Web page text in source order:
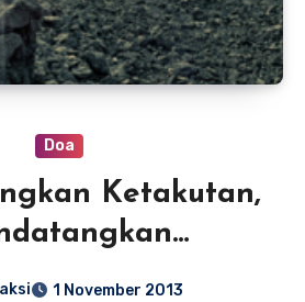
Doa
Ketakutan,
1 November 2013